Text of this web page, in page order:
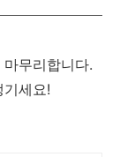
무리합니다.
세요!